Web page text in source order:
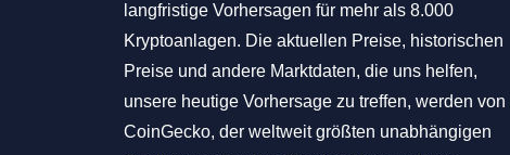
langfristige Vorhersagen für mehr als 8.000
Kryptoanlagen. Die aktuellen Preise, historischen
Preise und andere Marktdaten, die uns helfen,
unsere heutige Vorhersage zu treffen, werden von
CoinGecko, der weltweit größten unabhängigen